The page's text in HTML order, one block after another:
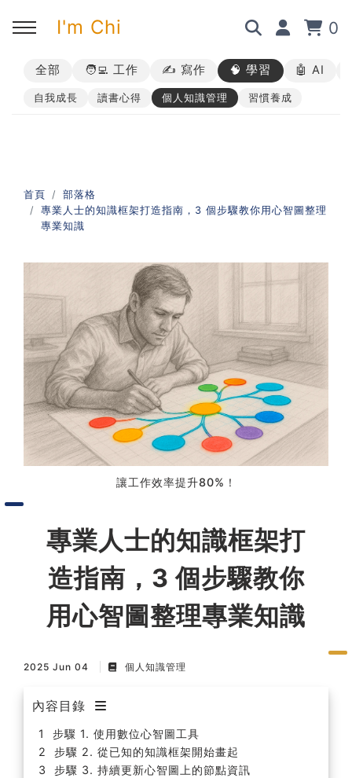
I'm Chi 0
回主選單
➡︎ 所有內容
回主選單
➡︎ 業配合作
回主選單
➡︎ 講座活動
回主選單
AI 職場應用｜ChatGPT 職場
應用入門
AI 職場應用｜ChatGPT 進階
使用思維
AI 職場應用｜上班族的 AI 學
習術
AI 職場應用｜NotebookLM
職場工作復盤術
職場思維與工作術｜時間管理
職場思維與工作術｜卡片盒筆
記法
職場思維與工作術｜圖解問題
分析與解決 x AI 視覺化實戰
軟體開發實務｜技術文件寫作
全部 🧑‍💻 工作 ✍️ 寫作 🧠 學習 🤖 AI
自我成長 讀書心得 個人知識管理 習慣養成
首頁
部落格
專業人士的知識框架打造指南，3 個步驟教你用心智圖整理
專業知識
讓工作效率提升80%！
專業人士的知識框架打
造指南，3 個步驟教你
用心智圖整理專業知識
2025 Jun 04 個人知識管理
內容目錄
步驟 1. 使用數位心智圖工具
步驟 2. 從已知的知識框架開始畫起
步驟 3. 持續更新心智圖上的節點資訊